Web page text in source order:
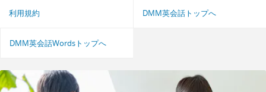
利用規約 DMM英会話トップへ
DMM英会話Wordsトップへ